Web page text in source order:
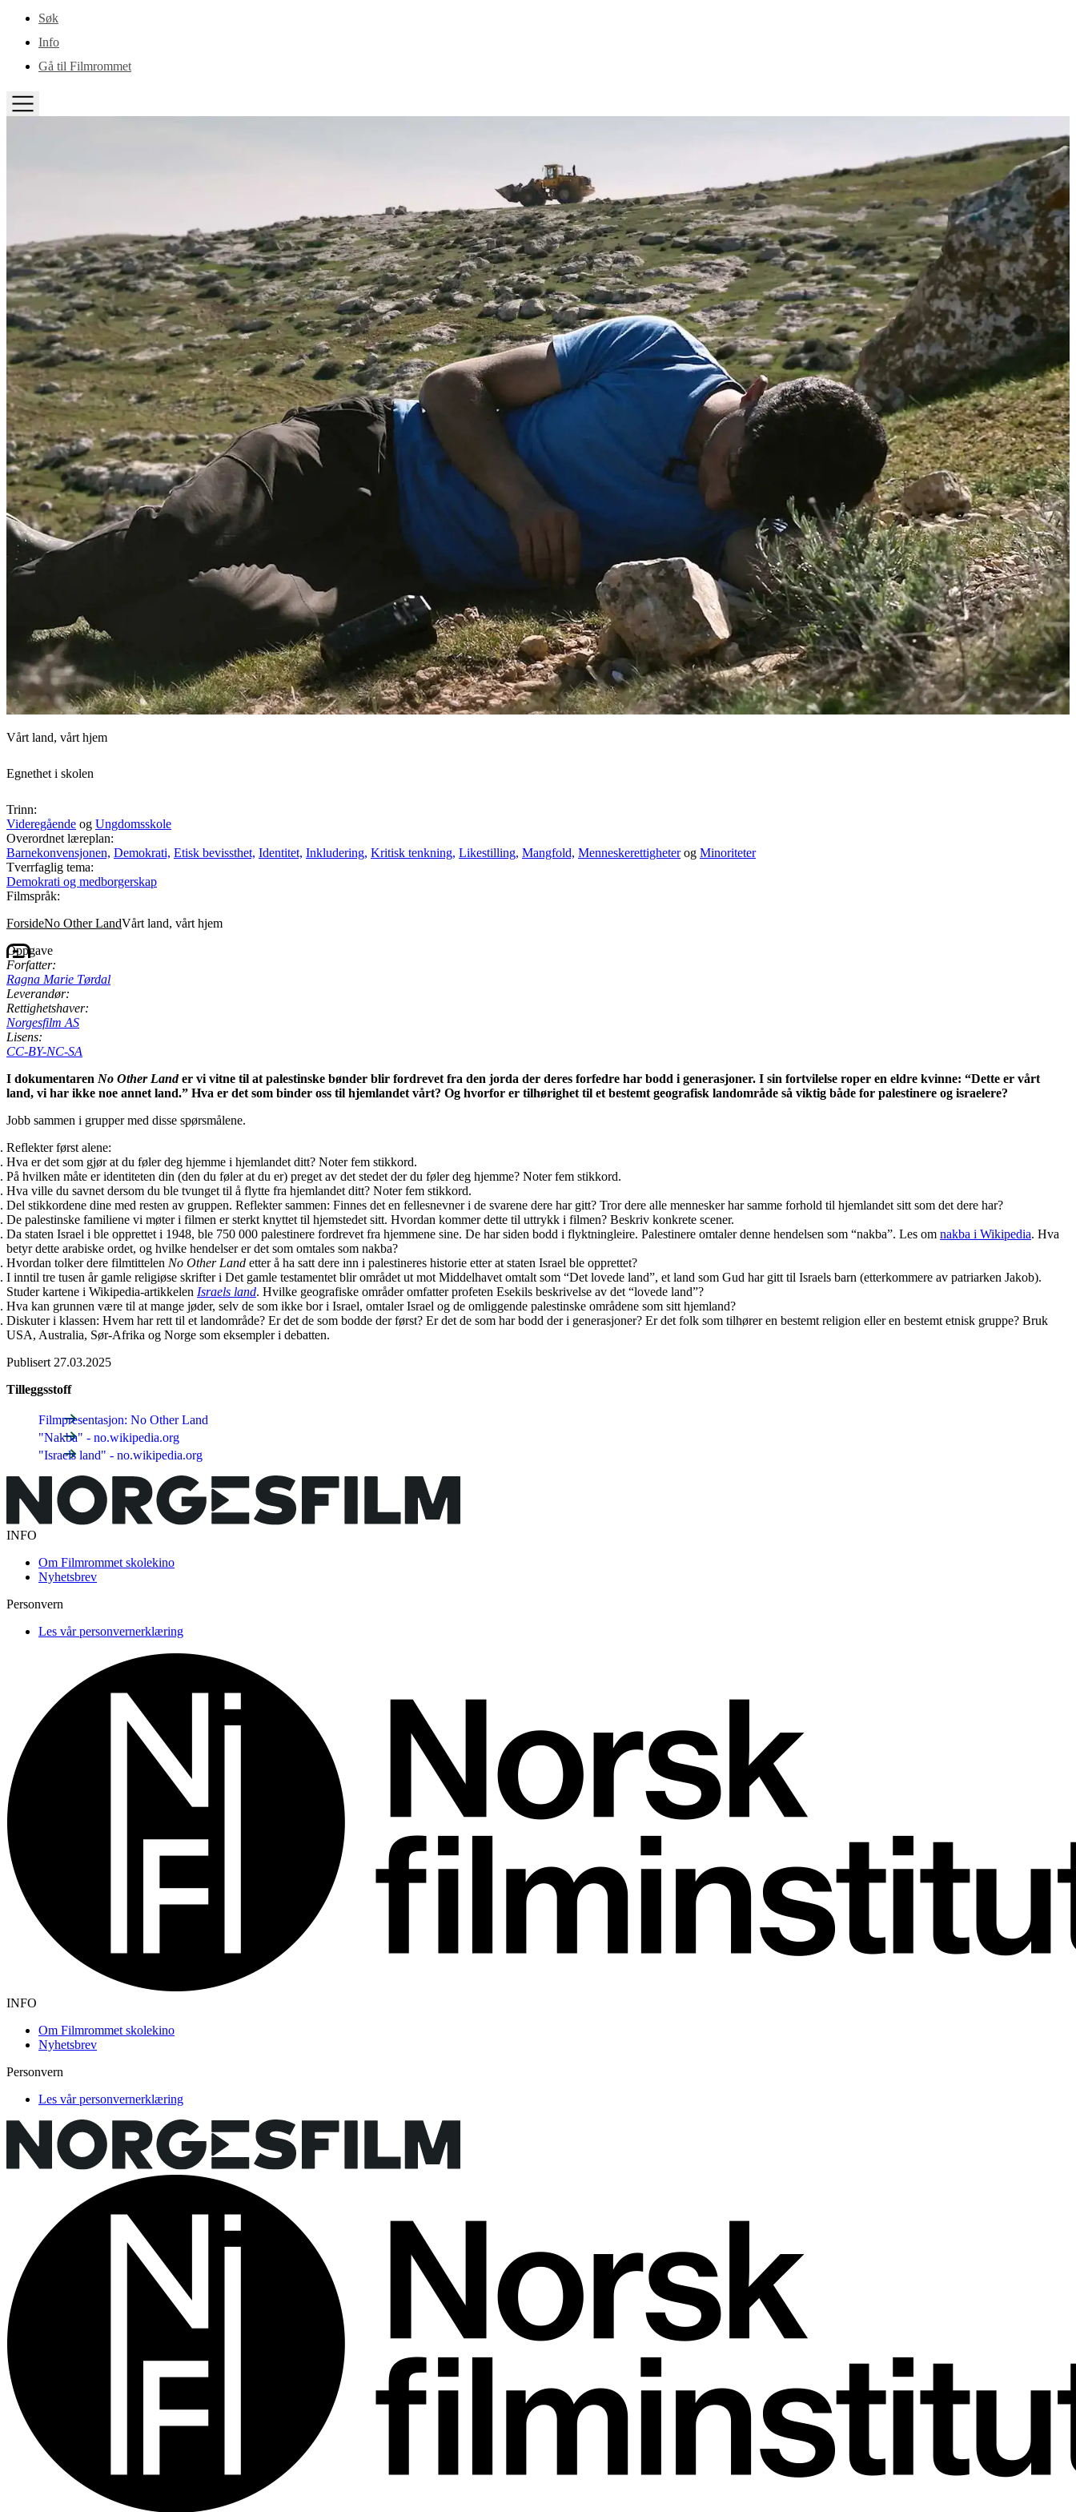
Gå til hovedinnhold
Søk
Info
Gå til Filmrommet
Vårt land, vårt hjem
Egnethet i skolen
Trinn:
Videregående og Ungdomsskole
Overordnet læreplan:
Barnekonvensjonen, Demokrati, Etisk bevissthet, Identitet, Inkludering, Kritisk tenkning, Likestilling, Mangfold, Menneskerettigheterog Minoriteter
Tverrfaglig tema:
Demokrati og medborgerskap
Filmspråk:
ForsideNo Other LandVårt land, vårt hjem
Oppgave
Forfatter:
Ragna Marie Tørdal
Leverandør:
Rettighetshaver:
Norgesfilm AS
Lisens:
CC-BY-NC-SA
I dokumentaren No Other Lander vi vitne til at palestinske bønder blir fordrevet fra den jorda der deres forfedre har bodd i generasjoner. I sin fortvilelse roper en eldre kvinne: “Dette er vårt
land, vi har ikke noe annet land.” Hva er det som binder oss til hjemlandet vårt? Og hvorfor er tilhørighet til et bestemt geografisk landområde så viktig både for palestinere og israelere?
Jobb sammen i grupper med disse spørsmålene.
Reflekter først alene:
Hva er det som gjør at du føler deg hjemme i hjemlandet ditt? Noter fem stikkord.
På hvilken måte er identiteten din (den du føler at du er) preget av det stedet der du føler deg hjemme? Noter fem stikkord.
Hva ville du savnet dersom du ble tvunget til å flytte fra hjemlandet ditt? Noter fem stikkord.
Del stikkordene dine med resten av gruppen. Reflekter sammen: Finnes det en fellesnevner i de svarene dere har gitt? Tror dere alle mennesker har samme forhold til hjemlandet sitt som det dere har?
De palestinske familiene vi møter i filmen er sterkt knyttet til hjemstedet sitt. Hvordan kommer dette til uttrykk i filmen? Beskriv konkrete scener.
Da staten Israel i ble opprettet i 1948, ble 750 000 palestinere fordrevet fra hjemmene sine. De har siden bodd i flyktningleire. Palestinere omtaler denne hendelsen som “nakba”. Les om nakba i Wikipedia. Hva
betyr dette arabiske ordet, og hvilke hendelser er det som omtales som nakba?
Hvordan tolker dere filmtittelen No Other Land etter å ha satt dere inn i palestineres historie etter at staten Israel ble opprettet?
I inntil tre tusen år gamle religiøse skrifter i Det gamle testamentet blir området ut mot Middelhavet omtalt som “Det lovede land”, et land som Gud har gitt til Israels barn (etterkommere av patriarken Jakob).
Studer kartene i Wikipedia-artikkelen Israels land. Hvilke geografiske områder omfatter profeten Esekils beskrivelse av det “lovede land”?
Hva kan grunnen være til at mange jøder, selv de som ikke bor i Israel, omtaler Israel og de omliggende palestinske områdene som sitt hjemland?
Diskuter i klassen: Hvem har rett til et landområde? Er det de som bodde der først? Er det de som har bodd der i generasjoner? Er det folk som tilhører en bestemt religion eller en bestemt etnisk gruppe? Bruk
USA, Australia, Sør-Afrika og Norge som eksempler i debatten.
Publisert 27.03.2025
Tilleggsstoff
Filmpresentasjon: No Other Land
"Nakba" - no.wikipedia.org
"Israels land" - no.wikipedia.org
INFO
Om Filmrommet skolekino
Nyhetsbrev
Personvern
Les vår personvernerklæring
INFO
Om Filmrommet skolekino
Nyhetsbrev
Personvern
Les vår personvernerklæring